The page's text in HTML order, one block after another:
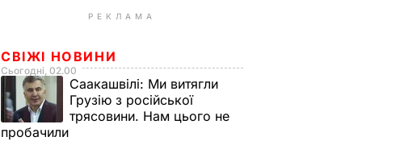
РЕКЛАМА
СВІЖІ НОВИНИ
Сьогодні, 02.00
Саакашвілі: Ми витягли
Грузію з російської
трясовини. Нам цього не
пробачили